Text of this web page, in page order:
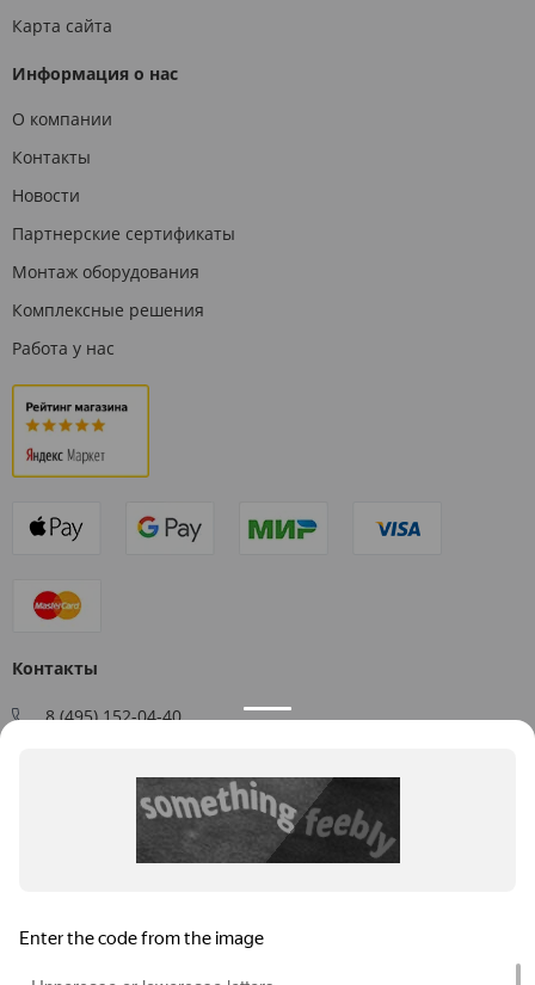
Карта сайта
Информация о нас
О компании
Контакты
Новости
Партнерские сертификаты
Монтаж оборудования
Комплексные решения
Работа у нас
Контакты
8 (495) 152-04-40
109544, г. Москва, ул. Большая Андроньевская, д. 17
Схема проезда
Пн-Пт: 9:00 - 18:00